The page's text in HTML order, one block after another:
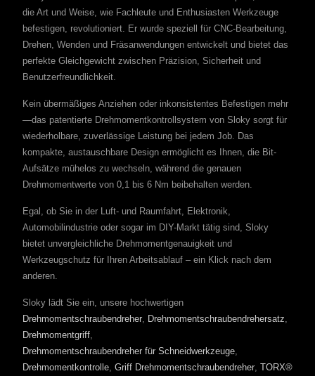
die Art und Weise, wie Fachleute und Enthusiasten Werkzeuge
befestigen, revolutioniert. Er wurde speziell für CNC-Bearbeitung,
Drehen, Wenden und Fräsanwendungen entwickelt und bietet das
perfekte Gleichgewicht zwischen Präzision, Sicherheit und
Benutzerfreundlichkeit.
Kein übermäßiges Anziehen oder inkonsistentes Befestigen mehr
—das patentierte Drehmomentkontrollsystem von Sloky sorgt für
wiederholbare, zuverlässige Leistung bei jedem Job. Das
kompakte, austauschbare Design ermöglicht es Ihnen, die Bit-
Aufsätze mühelos zu wechseln, während die genauen
Drehmomentwerte von 0,1 bis 6 Nm beibehalten werden.
Egal, ob Sie in der Luft- und Raumfahrt, Elektronik,
Automobilindustrie oder sogar im DIY-Markt tätig sind, Sloky
bietet unvergleichliche Drehmomentgenauigkeit und
Werkzeugschutz für Ihren Arbeitsablauf – ein Klick nach dem
anderen.
Sloky lädt Sie ein, unsere hochwertigen
Drehmomentschraubendreher, Drehmomentschraubendrehersatz,
Drehmomentgriff,
Drehmomentschraubendreher für Schneidwerkzeuge,
Drehmomentkontrolle, Griff Drehmomentschraubendreher, TORX®